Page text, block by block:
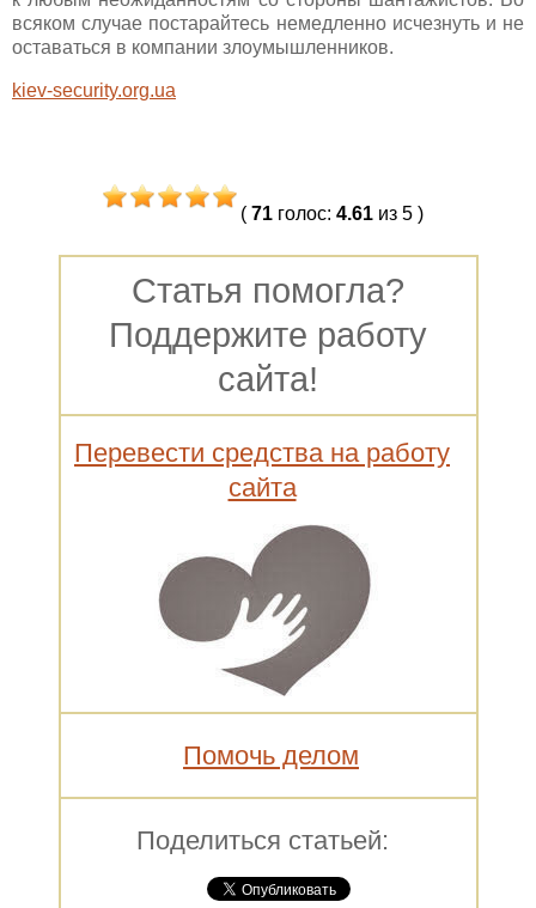
всяком случае постарайтесь немедленно исчезнуть и не
оставаться в компании злоумышленников.
kiev-security.org.ua
( 71 голос: 4.61из 5)
Статья помогла?
Поддержите работу
сайта!
Перевести средства на работу
сайта
Помочь делом
Поделиться статьей: